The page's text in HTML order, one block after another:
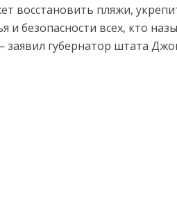
восстановить пляжи,
безопасности всех, кто
губернатор штата